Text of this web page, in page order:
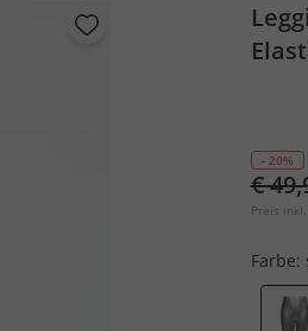
- 20%
€
Preis
Farbe: